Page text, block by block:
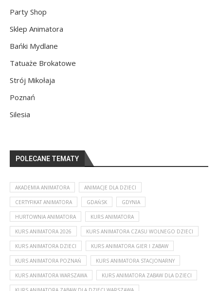
Party Shop
Sklep Animatora
Bańki Mydlane
Tatuaże Brokatowe
Strój Mikołaja
Poznań
Silesia
POLECANE TEMATY
AKADEMIA ANIMATORA ANIMACJE DLA DZIECI
CERTYFIKAT ANIMATORA GDAŃSK GDYNIA
HURTOWNIA ANIMATORA KURS ANIMATORA
KURS ANIMATORA 2026 KURS ANIMATORA CZASU WOLNEGO DZIECI
KURS ANIMATORA DZIECI KURS ANIMATORA GIER I ZABAW
KURS ANIMATORA POZNAŃ KURS ANIMATORA STACJONARNY
KURS ANIMATORA WARSZAWA KURS ANIMATORA ZABAW DLA DZIECI